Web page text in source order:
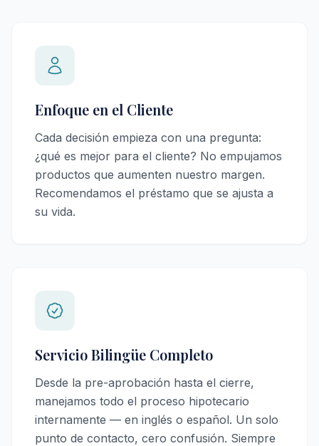
Enfoque en el Cliente
Cada decisión empieza con una pregunta:
¿qué es mejor para el cliente? No empujamos
productos que aumenten nuestro margen.
Recomendamos el préstamo que se ajusta a
su vida.
Servicio Bilingüe Completo
Desde la pre-aprobación hasta el cierre,
manejamos todo el proceso hipotecario
internamente — en inglés o español. Un solo
punto de contacto, cero confusión. Siempre